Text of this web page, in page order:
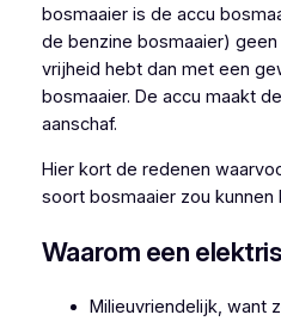
bosmaaier is de accu
de benzine bosmaaier)
vrijheid hebt dan met een
bosmaaier. De accu maakt
aanschaf.
Hier kort de redenen
soort bosmaaier zou kunnen
Waarom een
Milieuvriendelijk, want